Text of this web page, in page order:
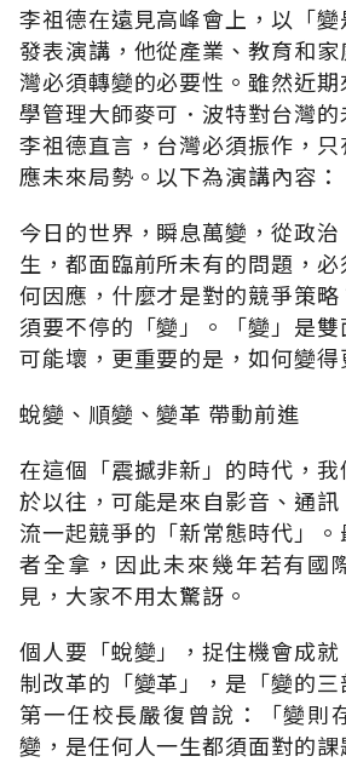
李祖德在遠見高峰會上，以「
發表演講，他從產業、教育和
灣必須轉變的必要性。雖然近
學管理大師麥可．波特對台灣
李祖德直言，台灣必須振作，
應未來局勢。以下為演講內容：
今日的世界，瞬息萬變，從政
生，都面臨前所未有的問題，
何因應，什麼才是對的競爭策
須要不停的「變」。「變」是
可能壞，更重要的是，如何變得
蛻變、順變、變革 帶動前進
在這個「震撼非新」的時代，
於以往，可能是來自影音、通
流一起競爭的「新常態時代」
者全拿，因此未來幾年若有國
見，大家不用太驚訝。
個人要「蛻變」，捉住機會成
制改革的「變革」，是「變的
第一任校長嚴復曾說：「變則
變，是任何人一生都須面對的課